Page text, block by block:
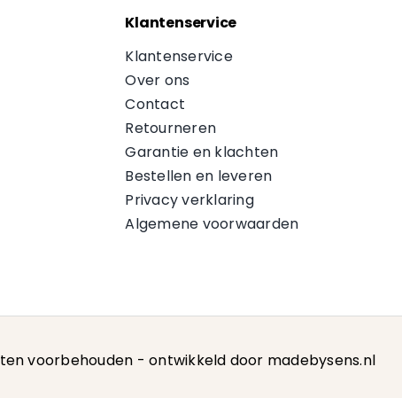
Klantenservice
Klantenservice
Over ons
Contact
Retourneren
Garantie en klachten
Bestellen en leveren
Privacy verklaring
Algemene voorwaarden
voorbehouden -ontwikkeld door madebysens.nl